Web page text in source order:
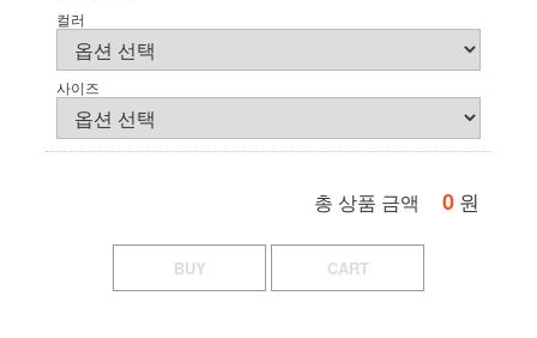
컬러
사이즈
총 상품 금액 0 원
BUY CART